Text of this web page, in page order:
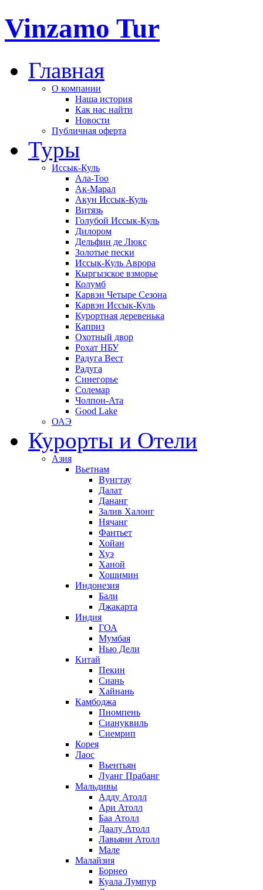
Vinzamo Tur
Главная
О компании
Наша история
Как нас найти
Новости
Публичная оферта
Туры
Иссык-Куль
Ала-Тоо
Ак-Марал
Акун Иссык-Куль
Витязь
Голубой Иссык-Куль
Дилором
Дельфин де Люкс
Золотые пески
Иссык-Куль Аврора
Кыргызское взморье
Колумб
Карвэн Четыре Сезона
Карвэн Иссык-Куль
Курортная деревенька
Каприз
Охотный двор
Рохат НБУ
Радуга Вест
Радуга
Синегорье
Солемар
Чолпон-Ата
Good Lake
ОАЭ
Курорты и Отели
Азия
Вьетнам
Вунгтау
Далат
Дананг
Залив Халонг
Нячанг
Фантьет
Хойан
Хуэ
Ханой
Хошимин
Индонезия
Бали
Джакарта
Индия
ГОА
Мумбая
Нью Дели
Китай
Пекин
Сиань
Хайнань
Камбоджа
Пномпень
Сиануквиль
Сиемрип
Корея
Лаос
Вьентьян
Луанг Прабанг
Мальдивы
Адду Атолл
Ари Атолл
Баа Атолл
Даалу Атолл
Лавьяни Атолл
Мале
Малайзия
Борнео
Куала Лумпур